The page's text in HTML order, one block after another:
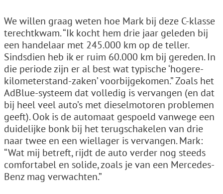
We willen graag weten hoe Mark bij deze C-klasse
terechtkwam. “Ik kocht hem drie jaar geleden bij
een handelaar met 245.000 km op de teller.
Sindsdien heb ik er ruim 60.000 km bij gereden. In
die periode zijn er al best wat typische ‘hogere-
kilometerstand-zaken’ voorbijgekomen.” Zoals het
AdBlue-systeem dat volledig is vervangen (en dat
bij heel veel auto’s met dieselmotoren problemen
geeft). Ook is de automaat gespoeld vanwege een
duidelijke bonk bij het terugschakelen van drie
naar twee en een wiellager is vervangen. Mark:
“Wat mij betreft, rijdt de auto verder nog steeds
comfortabel en solide, zoals je van een Mercedes-
Benz mag verwachten.”